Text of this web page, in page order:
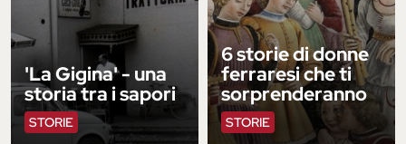
STORIE
'La Gigina' - una
storia tra i sapori
STORIE
6 storie di donne
ferraresi che ti
sorprenderanno